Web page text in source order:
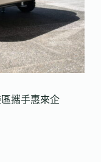
攜手惠來企